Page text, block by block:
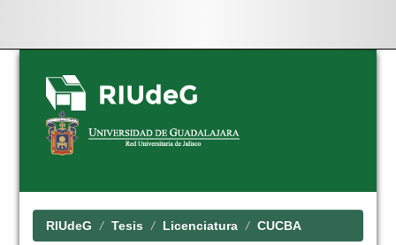
Skip
navigation
RIUdeG Tesis Licenciatura CUCBA